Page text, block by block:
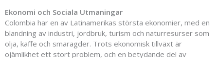
Ekonomi och Sociala Utmaningar
Colombia har en av Latinamerikas största ekonomier, med en
blandning av industri, jordbruk, turism och naturresurser som
olja, kaffe och smaragder. Trots ekonomisk tillväxt är
ojämlikhet ett stort problem, och en betydande del av